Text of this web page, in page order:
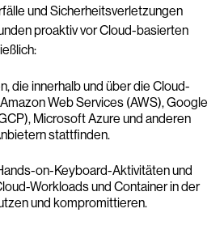
und Sicherheitsverletzungen
proaktiv vor Cloud-basierten
die innerhalb und über die Cloud-
Web Services (AWS), Google
Microsoft Azure und anderen
stattfinden.
on-Keyboard-Aktivitäten und
Workloads und Container in der
und kompromittieren.